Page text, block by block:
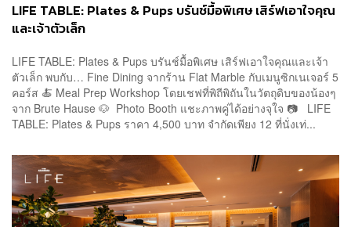
LIFE TABLE: Plates & Pups บรันช์มื้อพิเศษ เสิร์ฟเอาใจคุณ
และเจ้าตัวเล็ก
LIFE TABLE: Plates & Pups บรันช์มื้อพิเศษ เสิร์ฟเอาใจคุณและเจ้า
ตัวเล็ก พบกับ… Fine Dining จากร้าน Flat Marble กับเมนูซิกเนเจอร์ 5
คอร์ส 🍝 Meal Prep Workshop โดยเชฟที่พิถีพิถันในวัตถุดิบของน้องๆ
จาก Brute Hause 🐶 Photo Booth แชะภาพคู่ได้อย่างจุใจ 📷 LIFE
TABLE: Plates & Pups ราคา 4,500 บาท จำกัดเพียง 12 ที่นั่งเท่...